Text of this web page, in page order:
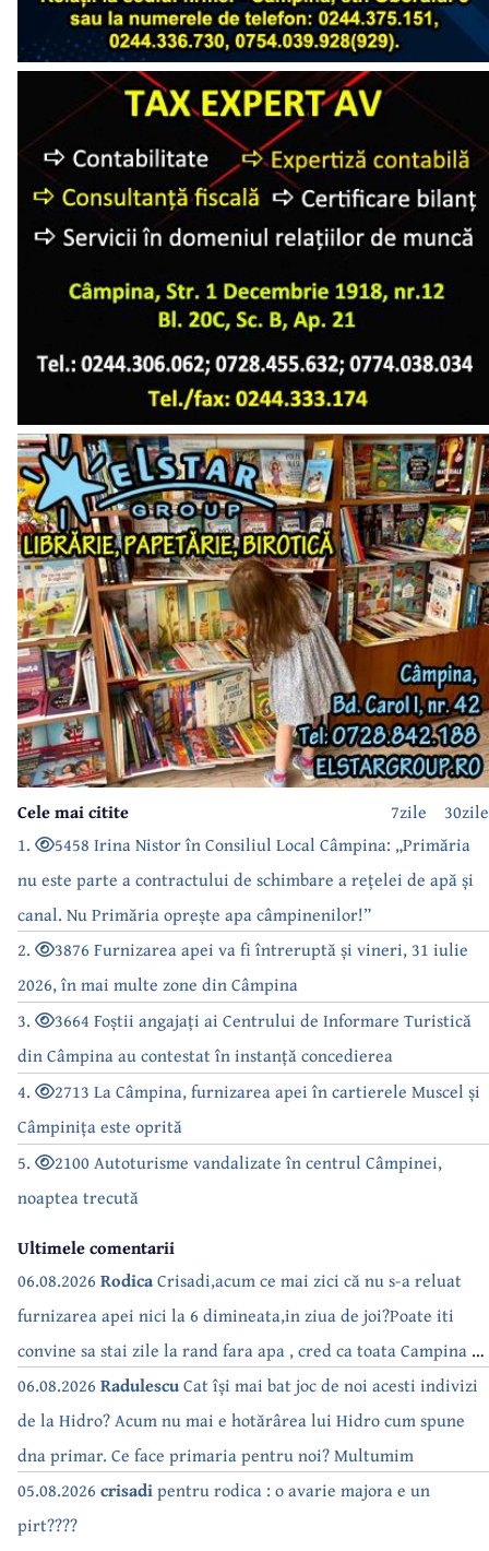
30zile
7zile
Cele mai citite
1.
5458 Irina Nistor în Consiliul Local Câmpina: „Primăria
nu este parte a contractului de schimbare a rețelei de apă și
canal. Nu Primăria oprește apa câmpinenilor!”
2.
3876 Furnizarea apei va fi întreruptă și vineri, 31 iulie
2026, în mai multe zone din Câmpina
3.
3664 Foștii angajați ai Centrului de Informare Turistică
din Câmpina au contestat în instanță concedierea
4.
2713 La Câmpina, furnizarea apei în cartierele Muscel și
Câmpinița este oprită
5.
2100 Autoturisme vandalizate în centrul Câmpinei,
noaptea trecută
Ultimele comentarii
06.08.2026 RodicaCrisadi,acum ce mai zici că nu s-a reluat
furnizarea apei nici la 6 dimineata,in ziua de joi?Poate iti
convine sa stai zile la rand fara apa , cred ca toata Campina s-
a săturat de cate ori se tot oprește apa!!
06.08.2026 RadulescuCat își mai bat joc de noi acesti indivizi
de la Hidro? Acum nu mai e hotărârea lui Hidro cum spune
dna primar. Ce face primaria pentru noi? Multumim
05.08.2026 crisadipentru rodica : o avarie majora e un
pirt????